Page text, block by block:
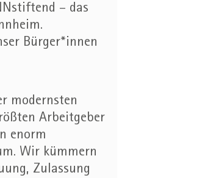
– das
Bürger*innen
modernsten
Arbeitgeber
enorm
Wir kümmern
Zulassung